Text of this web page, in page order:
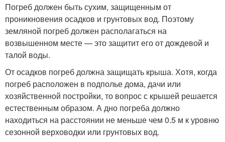
Погреб должен быть сухим, защищенным от
проникновения осадков и грунтовых вод. Поэтому
земляной погреб должен располагаться на
возвышенном месте — это защитит его от дождевой и
талой воды.
От осадков погреб должна защищать крыша. Хотя, когда
погреб расположен в подполье дома, дачи или
хозяйственной постройки, то вопрос с крышей решается
естественным образом. А дно погреба должно
находиться на расстоянии не меньше чем 0.5 м к уровню
сезонной верховодки или грунтовых вод.